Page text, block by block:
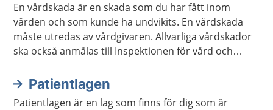
En vårdskada är en skada som du har fått inom
vården och som kunde ha undvikits. En vårdskada
måste utredas av vårdgivaren. Allvarliga vårdskador
ska också anmälas till Inspektionen för vård och
Patientlagen
Patientlagen är en lag som finns för dig som är